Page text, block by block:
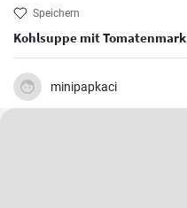
Speichern
Kohlsuppe mit Tomatenmark
minipapkaci